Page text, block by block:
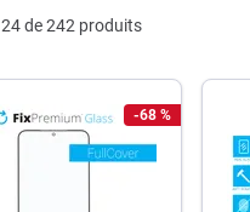
24 de 242 produits
-68 %